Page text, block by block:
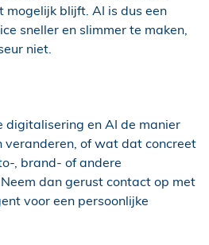
blijft. AI is dus een
sneller en slimmer te maken,
niet.
digitalisering en AI de manier
of wat dat concreet
, brand- of andere
dan gerust contact op met
voor een persoonlijke